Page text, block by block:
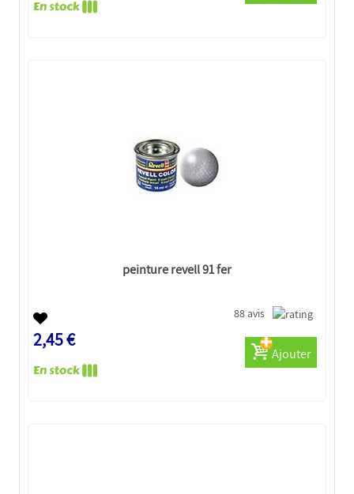
peinture revell 91 fer
88 avis
2,45 €
Ajouter